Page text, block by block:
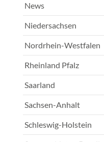
News
Niedersachsen
Nordrhein-Westfalen
Rheinland Pfalz
Saarland
Sachsen-Anhalt
Schleswig-Holstein